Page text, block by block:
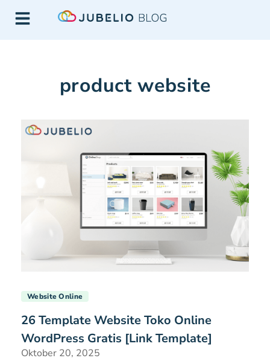
product website
Website Online
26 Template Website Toko Online
WordPress Gratis [Link Template]
Oktober 20, 2025